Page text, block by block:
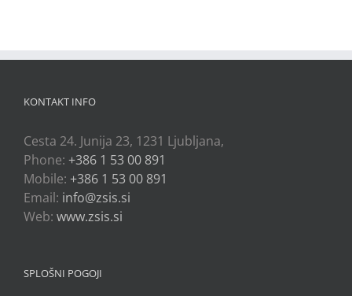
KONTAKT INFO
Cesta 24. Junija 23, 1231 Ljubljana,
Phone: +386 1 53 00 891
Mobile: +386 1 53 00 891
Email: info@zsis.si
Web: www.zsis.si
SPLOŠNI POGOJI